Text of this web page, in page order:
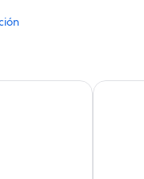
de recepción las 24 horas
y una máquina
espacios sin humos
B48